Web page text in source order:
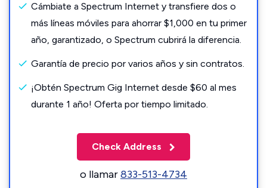
Cámbiate a Spectrum Internet y transfiere dos o
más líneas móviles para ahorrar $1,000 en tu primer
año, garantizado, o Spectrum cubrirá la diferencia.
Garantía de precio por varios años y sin contratos.
¡Obtén Spectrum Gig Internet desde $60 al mes
durante 1 año! Oferta por tiempo limitado.
Check Address
o llamar833-513-4734